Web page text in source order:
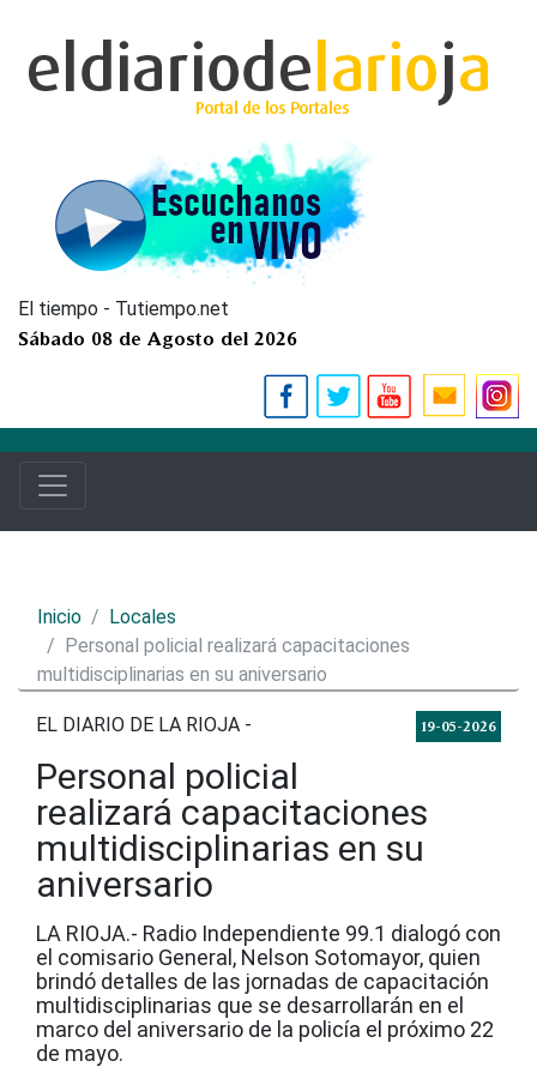
El tiempo - Tutiempo.net
Sábado 08 de Agosto del 2026
Inicio
Locales
Personal policial realizará capacitaciones
multidisciplinarias en su aniversario
19-05-2026
EL DIARIO DE LA RIOJA -
Personal policial
realizará capacitaciones
multidisciplinarias en su
aniversario
LA RIOJA.- Radio Independiente 99.1 dialogó con
el comisario General, Nelson Sotomayor, quien
brindó detalles de las jornadas de capacitación
multidisciplinarias que se desarrollarán en el
marco del aniversario de la policía el próximo 22
de mayo.